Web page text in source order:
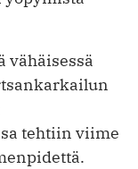
vähäisessä
tehtiin viime